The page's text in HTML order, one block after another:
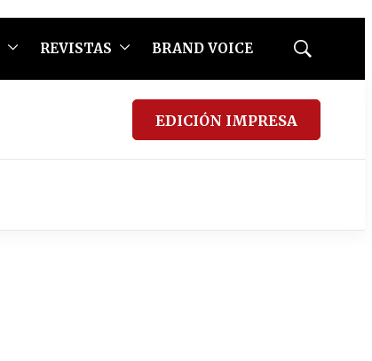
REVISTAS BRAND VOICE
Mostrar
EDICIÓN IMPRESA